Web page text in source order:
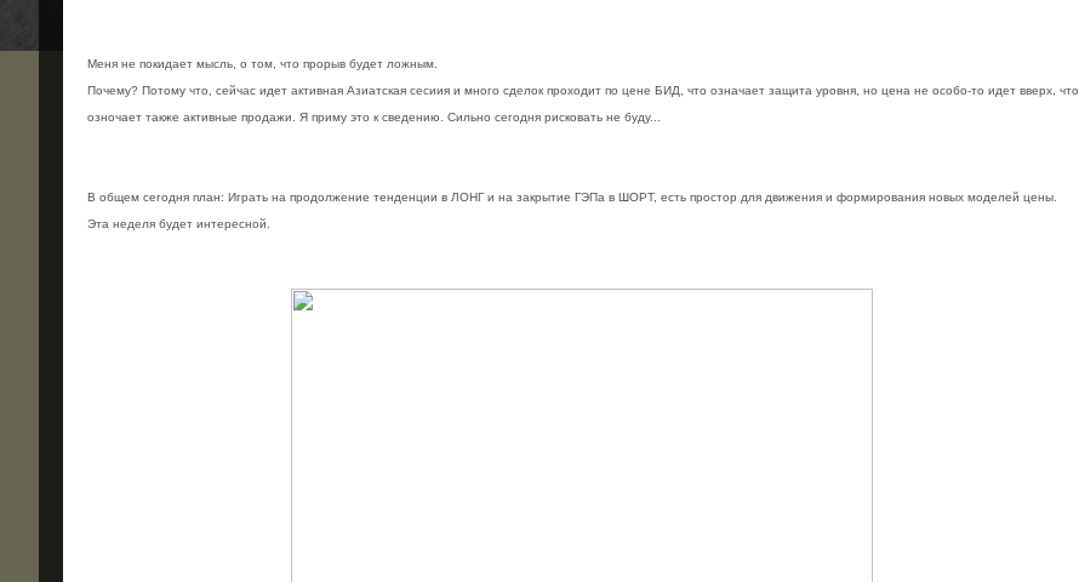
Меня не покидает мысль, о том, что прорыв будет ложным.
Почему? Потому что, сейчас идет активная Азиатская сесиия и много сделок проходит по цене БИД, что означает защита уровня, но цена не особо-то идет вверх, что
озночает также активные продажи. Я приму это к сведению. Сильно сегодня рисковать не буду...
В общем сегодня план: Играть на продолжение тенденции в ЛОНГ и на закрытие ГЭПа в ШОРТ, есть простор для движения и формирования новых моделей цены.
Эта неделя будет интересной.